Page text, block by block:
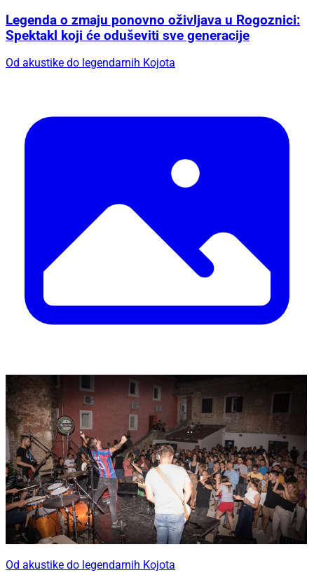
Legenda o zmaju ponovno oživljava u Rogoznici:
Spektakl koji će oduševiti sve generacije
Od akustike do legendarnih Kojota
Od akustike do legendarnih Kojota